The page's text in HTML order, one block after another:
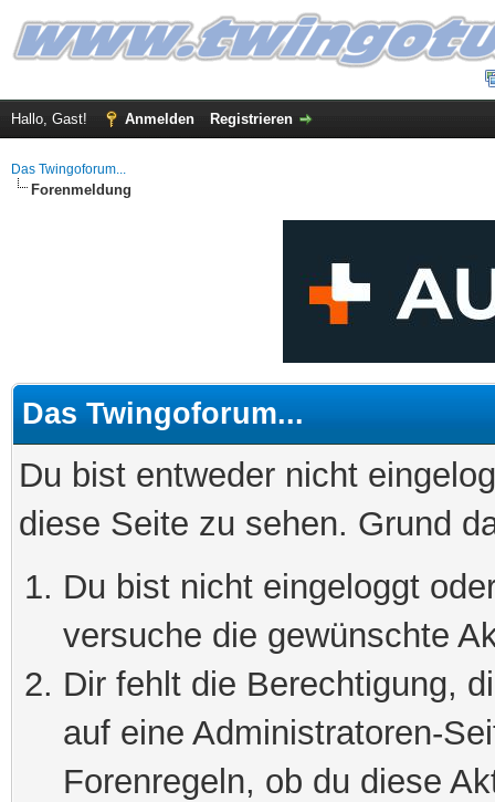
Hallo, Gast! Anmelden Registrieren
Das Twingoforum...
Forenmeldung
Das Twingoforum...
Du bist entweder nicht
diese Seite zu sehen. Grund
Du bist nicht eingeloggt
versuche die gewünschte
Dir fehlt die Berechtigung,
auf eine Administratoren-
Forenregeln, ob du diese